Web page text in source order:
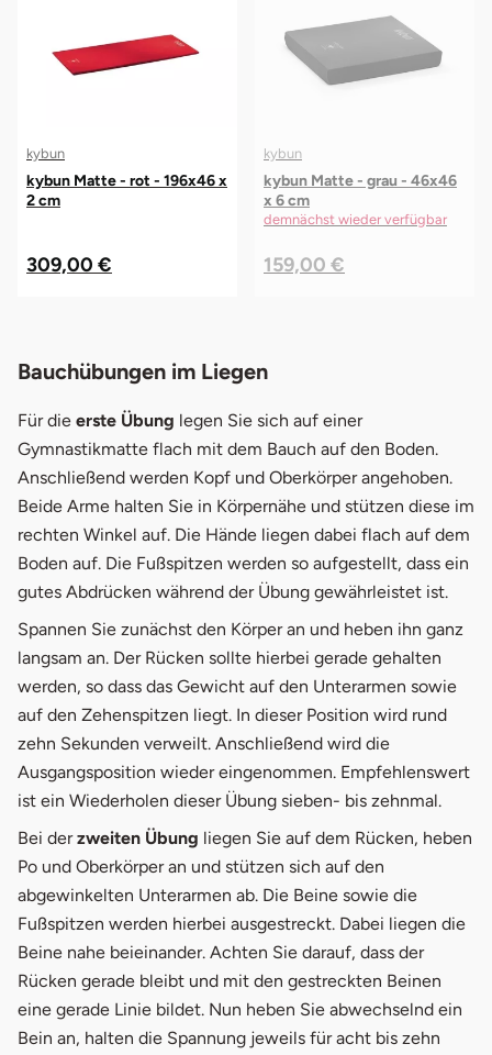
kybun
kybun Matte - rot - 196x46 x
2 cm
309,00 €
kybun
kybun Matte - grau - 46x46
x 6 cm
demnächst wieder verfügbar
159,00 €
Bauchübungen im Liegen
Für die erste Übung legen Sie sich auf einer
Gymnastikmatte flach mit dem Bauch auf den Boden.
Anschließend werden Kopf und Oberkörper angehoben.
Beide Arme halten Sie in Körpernähe und stützen diese im
rechten Winkel auf. Die Hände liegen dabei flach auf dem
Boden auf. Die Fußspitzen werden so aufgestellt, dass ein
gutes Abdrücken während der Übung gewährleistet ist.
Spannen Sie zunächst den Körper an und heben ihn ganz
langsam an. Der Rücken sollte hierbei gerade gehalten
werden, so dass das Gewicht auf den Unterarmen sowie
auf den Zehenspitzen liegt. In dieser Position wird rund
zehn Sekunden verweilt. Anschließend wird die
Ausgangsposition wieder eingenommen. Empfehlenswert
ist ein Wiederholen dieser Übung sieben- bis zehnmal.
Bei derzweiten Übung liegen Sie auf dem Rücken, heben
Po und Oberkörper an und stützen sich auf den
abgewinkelten Unterarmen ab. Die Beine sowie die
Fußspitzen werden hierbei ausgestreckt. Dabei liegen die
Beine nahe beieinander. Achten Sie darauf, dass der
Rücken gerade bleibt und mit den gestreckten Beinen
eine gerade Linie bildet. Nun heben Sie abwechselnd ein
Bein an, halten die Spannung jeweils für acht bis zehn